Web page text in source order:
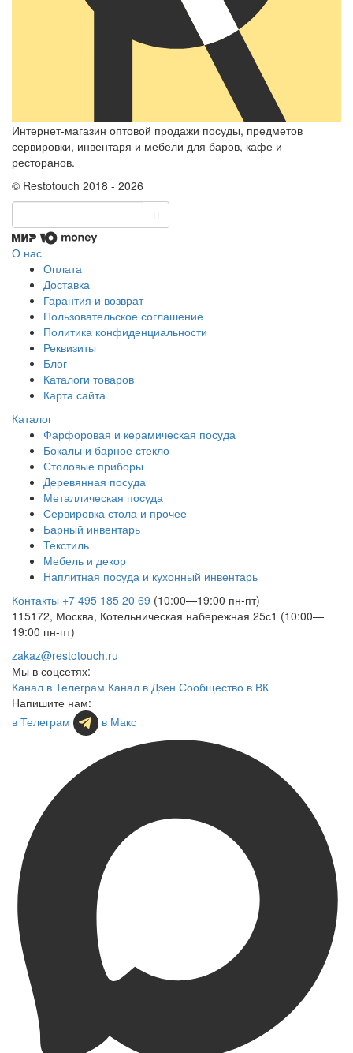
Интернет-магазин оптовой продажи посуды, предметов
сервировки, инвентаря и мебели для баров, кафе и
ресторанов.
© Restotouch 2018 - 2026
О нас
Оплата
Доставка
Гарантия и возврат
Пользовательское соглашение
Политика конфиденциальности
Реквизиты
Блог
Каталоги товаров
Карта сайта
Каталог
Фарфоровая и керамическая посуда
Бокалы и барное стекло
Столовые приборы
Деревянная посуда
Металлическая посуда
Сервировка стола и прочее
Барный инвентарь
Текстиль
Мебель и декор
Наплитная посуда и кухонный инвентарь
Контакты +7 495 185 20 69 (10:00—19:00 пн-пт)
115172, Москва, Котельническая набережная 25с1 (10:00—
19:00 пн-пт)
zakaz@restotouch.ru
Мы в соцсетях:
Канал в Телеграм Канал в Дзен Сообщество в ВК
Напишите нам:
в Телеграм
в Макс